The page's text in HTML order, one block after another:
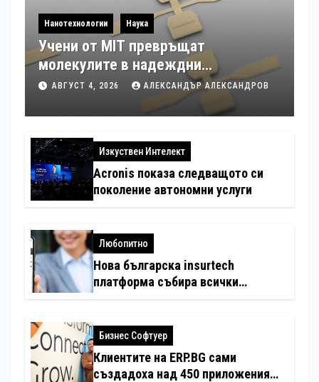
Нанотехнологии Наука
Учени от MIT превръщат
молекулите в надеждни
електронни устройства
АВГУСТ 4, 2026 АЛЕКСАНДЪР АЛЕКСАНДРОВ
Изкуствен Интелект
Acronis показа следващото си
поколение автономни услуги
Любопитно
Нова българска insurtech
платформа събира всички
Бизнес Софтуер
Клиентите на ERP.BG сами
създадоха над 450 приложения